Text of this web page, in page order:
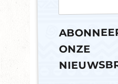
ONZE